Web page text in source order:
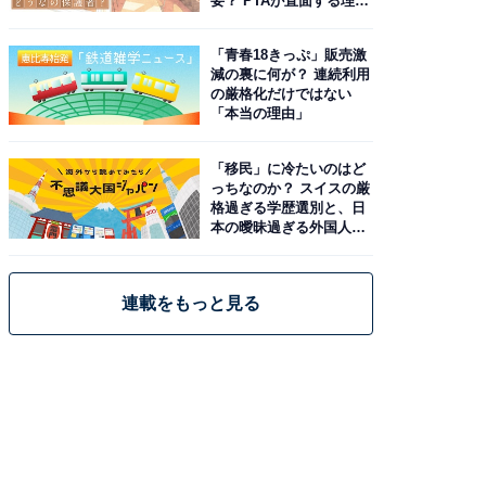
「青春18きっぷ」販売激
減の裏に何が？ 連続利用
の厳格化だけではない
「本当の理由」
「移民」に冷たいのはど
っちなのか？ スイスの厳
格過ぎる学歴選別と、日
本の曖昧過ぎる外国人政
連載をもっと見る